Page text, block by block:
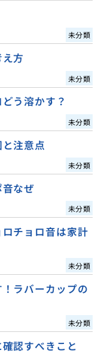
未分類
方
未分類
う溶かす？
未分類
注意点
未分類
なぜ
未分類
チョロ音は家計
未分類
ラバーカップの
未分類
認すべきこと